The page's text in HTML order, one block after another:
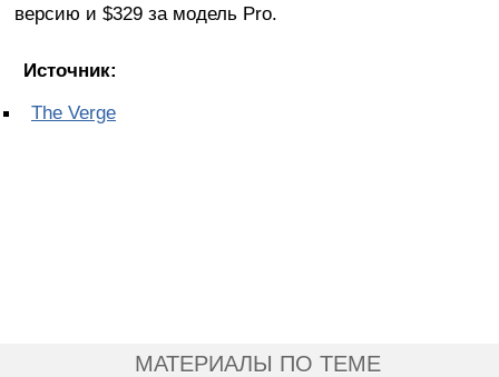
версию и $329 за модель Pro.
Источник:
The Verge
МАТЕРИАЛЫ ПО ТЕМЕ